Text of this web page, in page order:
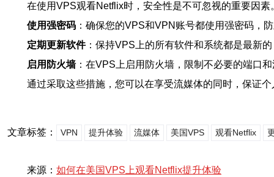
在使用VPS观看Netflix时，安全性是不可忽视的重要因
使用强密码 ：确保您的VPS和VPN账号都使用强密码，
定期更新软件：保持VPS上的所有软件和系统都是最新
启用防火墙：在VPS上启用防火墙，限制不必要的端口
通过采取这些措施，您可以在享受流媒体的同时，保证
文章标签： VPN 提升体验 流媒体 美国VPS 观看Netflix
来源： 如何在美国VPS上观看Netflix提升体验